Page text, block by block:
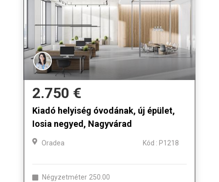
2.750 €
Kiadó helyiség óvodának, új épület,
Iosia negyed, Nagyvárad
Oradea Kód : P1218
Négyzetméter 250.00